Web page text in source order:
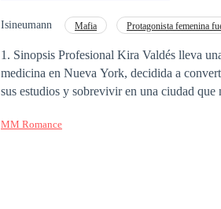
dentro de la vida de la CEO más joven y
Isineumann Mafia Protagonista femenina
1. Sinopsis Profesional Kira Valdés lleva
medicina en Nueva York, decidida a
sus estudios y sobrevivir en una ciudad
Adrián debería denunciarla. En cambio,
Kira descubre que el mundo de Adrián es
MM Romance